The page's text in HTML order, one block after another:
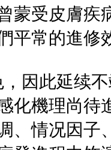
蒙受皮膚疾
平常的進修
因此延续
化機理尚待
、情况因子